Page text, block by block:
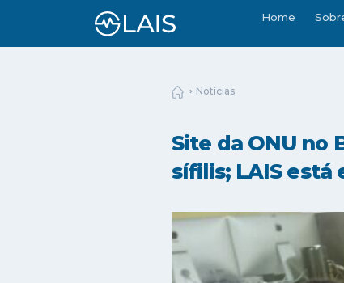
Home
Notícias
Site da ONU no
sífilis; LAIS está